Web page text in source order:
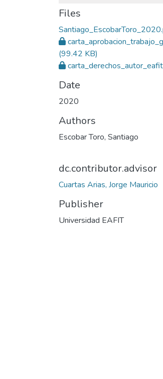
Files
(99.42 KB)
Date
2020
Authors
Escobar Toro, Santiago
dc.contributor.advisor
Cuartas Arias, Jorge Mauricio
Publisher
Universidad EAFIT